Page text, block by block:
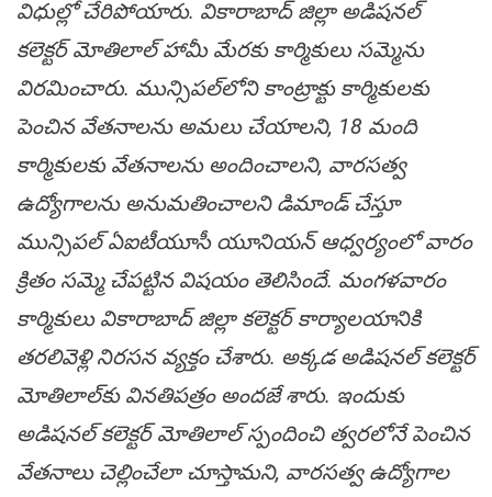
విధుల్లో చేరిపోయారు. వికారాబాద్ జిల్లా అడిషనల్
కలెక్టర్ మోతిలాల్ హామీ మేరకు కార్మికులు సమ్మెను
విరమించారు. మున్సిపల్‌లోని కాంట్రాక్టు కార్మికులకు
పెంచిన వేతనాలను అమలు చేయాలని, 18 మంది
కార్మికులకు వేతనాలను అందించాలని, వారసత్వ
ఉద్యోగాలను అనుమతించాలని డిమాండ్ చేస్తూ
మున్సిపల్ ఏఐటీయూసీ యూనియన్ ఆధ్వర్యంలో వారం
క్రితం సమ్మె చేపట్టిన విషయం తెలిసిందే. మంగళవారం
కార్మికులు వికారాబాద్ జిల్లా కలెక్టర్ కార్యాలయానికి
తరలివెళ్లి నిరసన వ్యక్తం చేశారు. అక్కడ అడిషనల్ కలెక్టర్
మోతిలాల్‌కు వినతిపత్రం అందజే శారు. ఇందుకు
అడిషనల్ కలెక్టర్ మోతిలాల్ స్పందించి త్వరలోనే పెంచిన
వేతనాలు చెల్లించేలా చూస్తామని, వారసత్వ ఉద్యోగాల